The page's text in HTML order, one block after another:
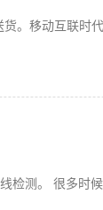
。移动互联时
检测。 很多时